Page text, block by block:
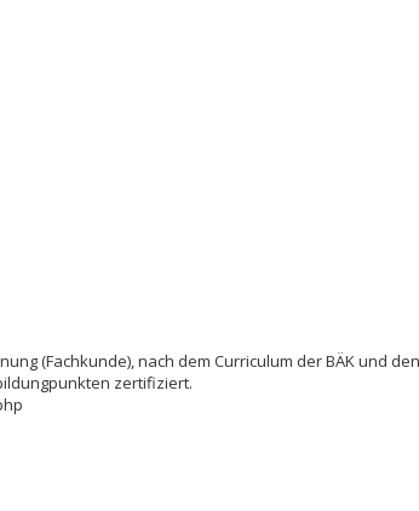
(Fachkunde), nach dem Curriculum der BÄK und
zertifiziert.